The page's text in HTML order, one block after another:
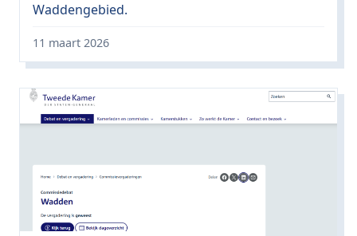
Waddengebied.
11 maart 2026